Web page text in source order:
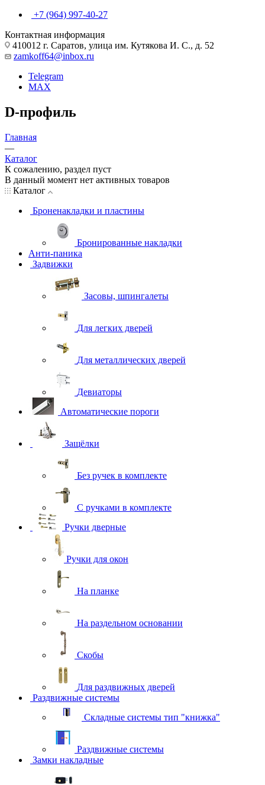
+7 (964) 997-40-27
Контактная информация
410012 г. Саратов, улица им. Кутякова И. С., д. 52
zamkoff64@inbox.ru
Telegram
MAX
D-профиль
Главная
—
Каталог
К сожалению, раздел пуст
В данный момент нет активных товаров
Каталог
Броненакладки и пластины
Бронированные накладки
Анти-паника
Задвижки
Засовы, шпингалеты
Для легких дверей
Для металлических дверей
Девиаторы
Автоматические пороги
Защёлки
Без ручек в комплекте
С ручками в комплекте
Ручки дверные
Ручки для окон
На планке
На раздельном основании
Скобы
Для раздвижных дверей
Раздвижные системы
Складные системы тип "книжка"
Раздвижные системы
Замки накладные